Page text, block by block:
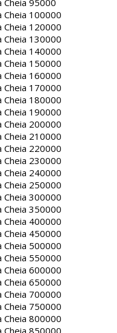
Cheia 95000
Cheia 100000
Cheia 120000
Cheia 130000
Cheia 140000
Cheia 150000
Cheia 160000
Cheia 170000
Cheia 180000
Cheia 190000
Cheia 200000
Cheia 210000
Cheia 220000
Cheia 230000
Cheia 240000
Cheia 250000
Cheia 300000
Cheia 350000
Cheia 400000
Cheia 450000
Cheia 500000
Cheia 550000
Cheia 600000
Cheia 650000
Cheia 700000
Cheia 750000
Cheia 800000